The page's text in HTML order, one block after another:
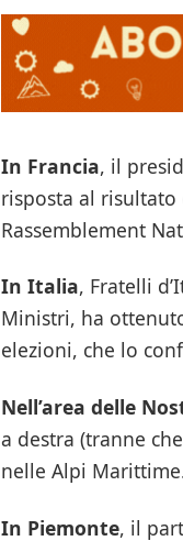
In Francia, il
risposta al
Rassemblement
In Italia, Fratelli
Ministri, ha
elezioni, che lo
Nell’area delle
a destra (tranne
nelle Alpi
In Piemonte, il